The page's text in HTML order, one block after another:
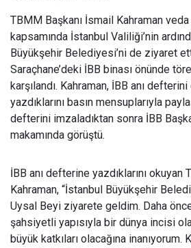
TBMM Başkanı İsmail Kahraman
kapsamında İstanbul Valiliği’nin
Büyükşehir Belediyesi’ni de ziyaret
Saraçhane’deki İBB binası önünde
karşılandı. Kahraman, İBB anı
yazdıklarını basın mensuplarıyla
defterini imzaladıktan sonra İBB
makamında görüştü.
İBB anı defterine yazdıklarını okuyan
Kahraman, “İstanbul Büyükşehir
Uysal Beyi ziyarete geldim. Daha
şahsiyetli yapısıyla bir dünya incisi
büyük katkıları olacağına inanıyorum.